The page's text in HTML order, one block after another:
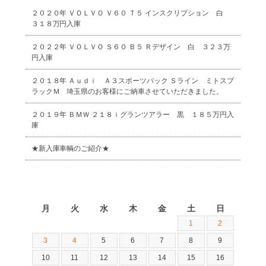
２０２０年 ＶＯＬＶＯ Ｖ６０ Ｔ５ インスクリプション 白
３１８万円入庫
２０２２年 ＶＯＬＶＯ Ｓ６０ Ｂ５ Ｒデザイン 白 ３２３万
円入庫
２０１８年 Ａｕｄｉ Ａ３スポーツバック Ｓライン ミトスブ
ラックＭ 埼玉県のお客様にご納車させていただきました。
２０１９年 ＢＭＷ ２１８ｉグランツアラー 黒 １８５万円入
庫
★新入庫車輌のご紹介★
月 火 水 木 金 土 日
1 2
3 4 5 6 7 8 9
10 11 12 13 14 15 16